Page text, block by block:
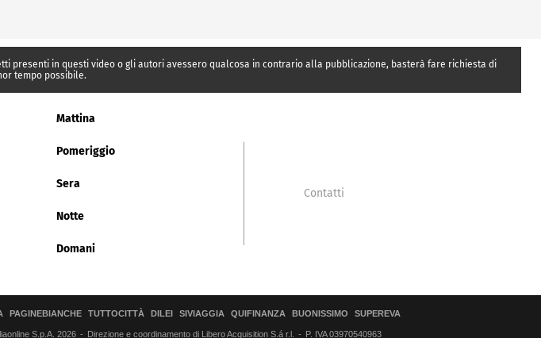
presenti in questi video o gli autori avessero qualcosa in contrario alla pubblicazione, basterà fare richiesta di
tempo possibile.
Mattina
Pomeriggio
Sera
Notte
Domani
Contatti
PAGINEBIANCHE TUTTOCITTÀ DILEI SIVIAGGIA QUIFINANZA BUONISSIMO SUPEREVA
S.p.A. 2026 Direzione e coordinamento di Libero Acquisition S.á r.l. P. IVA 03970540963